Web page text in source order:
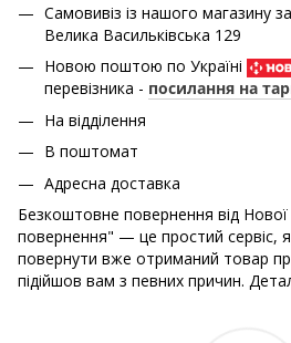
Самовивіз із нашого магазину
Велика Васильківська 129
Новою поштою по Україні
перевізника - посилання на
На відділення
В поштомат
Адресна доставка
Безкоштовне повернення від
повернення" — це простий сервіс,
повернути вже отриманий товар
підійшов вам з певних причин.